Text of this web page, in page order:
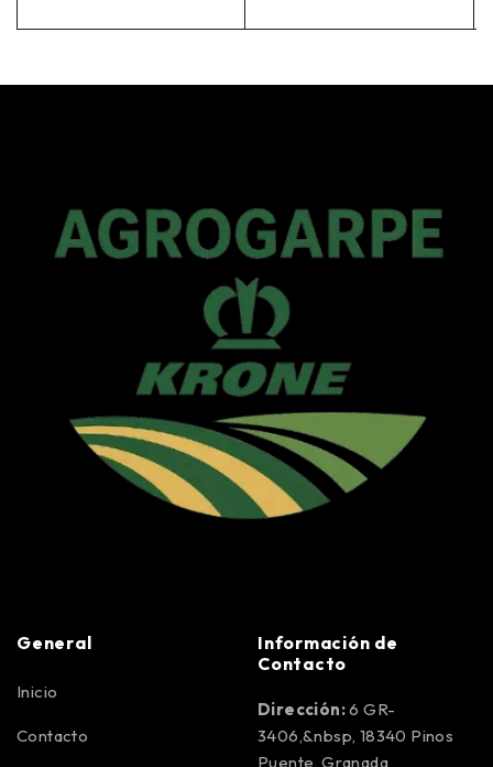
General
Inicio
Contacto
Información de
Contacto
Dirección:6 GR-
3406,&nbsp, 18340 Pinos
Puente, Granada